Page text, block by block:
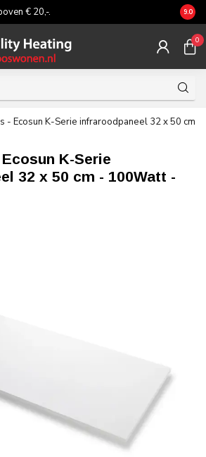
€ 20,-. 9.0
0
- Ecosun K-Serie infraroodpaneel 32 x 50 cm
K-Serie
32 x 50 cm - 100Watt -